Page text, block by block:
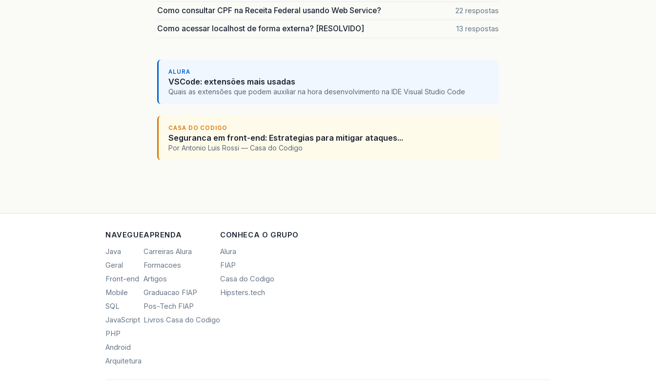
Como consultar CPF na Receita Federal usando Web Service? 22 respostas
Como acessar localhost de forma externa? [RESOLVIDO] 13 respostas
ALURA
VSCode: extensões mais usadas
Quais as extensões que podem auxiliar na hora desenvolvimento na IDE Visual Studio Code
CASA DO CODIGO
Seguranca em front-end: Estrategias para mitigar ataques...
Por Antonio Luis Rossi — Casa do Codigo
NAVEGUE
Java
Geral
Front-end
Mobile
SQL
JavaScript
PHP
Android
Arquitetura
APRENDA
Carreiras Alura
Formacoes
Artigos
Graduacao FIAP
Pos-Tech FIAP
Livros Casa do Codigo
CONHECA O GRUPO
Alura
FIAP
Casa do Codigo
Hipsters.tech